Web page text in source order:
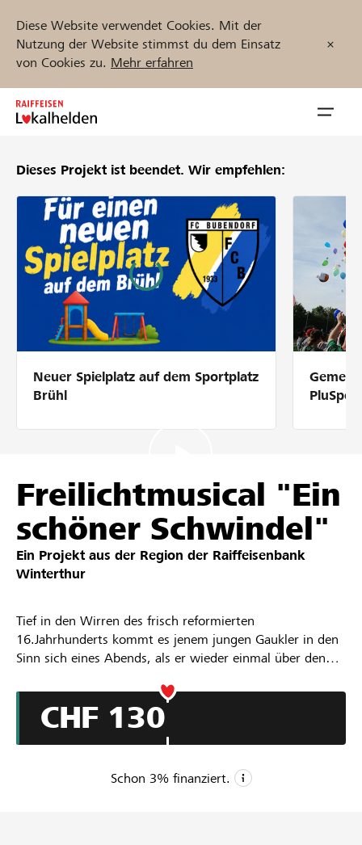
Diese Website verwendet Cookies. Mit der
Nutzung der Website stimmst du dem Einsatz
von Cookies zu. Mehr erfahren
Zum
Inhalt
Unterstützen
Hilfe & Support
Partner / Raiffeisenbank
Anmelden
Registrieren
Projekte und Organisationen finden
Dieses Projekt ist beendet. Wir empfehlen:
Neuer Spielplatz auf dem Sportplatz
Brühl
Freilichtmusical "Ein
schöner Schwindel"
Ein Projekt aus der Region der Raiffeisenbank
Winterthur
Tief in den Wirren des frisch reformierten
16.Jahrhunderts kommt es jenem jungen Gaukler in den
Sinn sich eines Abends, als er wieder einmal über den
Zwingli aufzuspielen – ungünstigerweise glaubt man ihm
auch noch. Als der Stadtadel in jener Gegebenheit eine
machtpolitische Chance sieht, ist das Chaos perfekt –
CHF 130
Schon 3% finanziert.